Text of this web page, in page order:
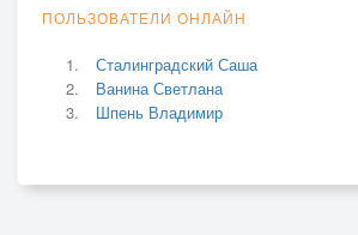
ПОЛЬЗОВАТЕЛИ ОНЛАЙН
Сталинградский Саша
Ванина Светлана
Шпень Владимир